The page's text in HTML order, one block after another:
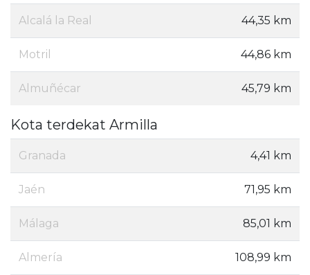
Alcalá la Real 44,35 km
Motril 44,86 km
Almuñécar 45,79 km
Kota terdekat Armilla
Granada 4,41 km
Jaén 71,95 km
Málaga 85,01 km
Almería 108,99 km